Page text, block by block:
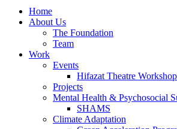
Home
About Us
The Foundation
Team
Work
Events
Hifazat Theatre
Projects
Mental Health & Psychosocial
SHAMS
Climate Adaptation